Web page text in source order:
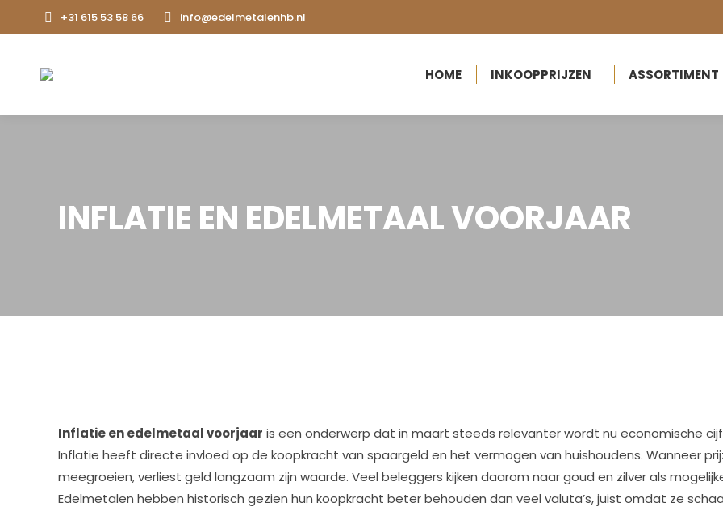
+31 615 53 58 66 info@edelmetalenhb.nl
HOME INKOOPPRIJZEN ASSORTIMENT
INFLATIE EN EDELMETAAL VOORJAAR
Inflatie en edelmetaal voorjaar is een onderwerp dat in maart steeds relevanter wordt nu economische
Inflatie heeft directe invloed op de koopkracht van spaargeld en het vermogen van huishoudens. Wanneer
meegroeien, verliest geld langzaam zijn waarde. Veel beleggers kijken daarom naar goud en zilver als
Edelmetalen hebben historisch gezien hun koopkracht beter behouden dan veel valuta’s, juist omdat ze